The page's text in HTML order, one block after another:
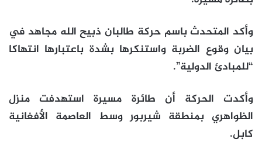
وأكد المتحدث باسم حركة طالبان ذبيح الله مجاهد في
بيان وقوع الضربة واستنكرها بشدة باعتبارها انتهاكا
“للمبادئ الدولية”.
وأكدت الحركة أن طائرة مسيرة استهدفت منزل
الظواهري بمنطقة شيربور وسط العاصمة الأفغانية
كابل.